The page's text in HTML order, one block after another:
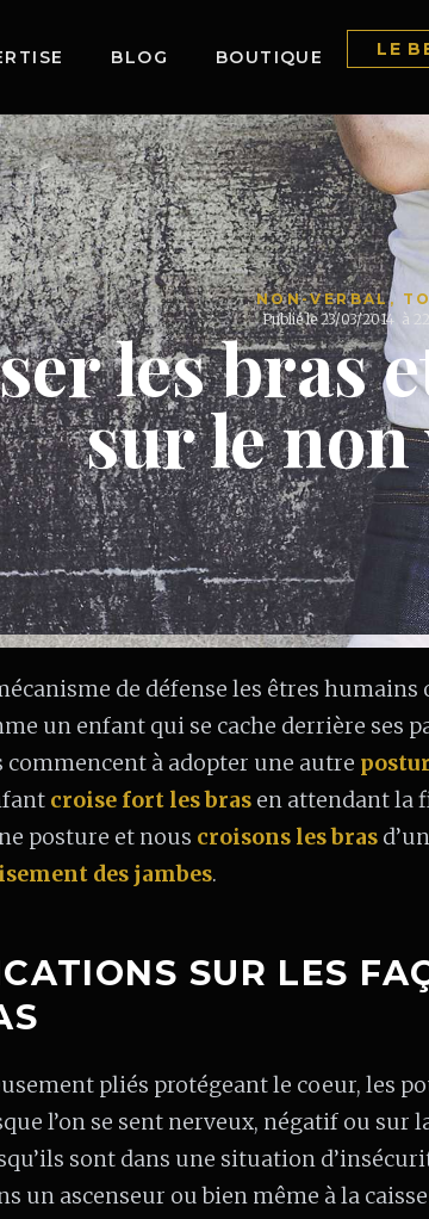
BLOG BOUTIQUE LE
NON-VERBAL,
Publié le 23/03/2014 à
les bras
sur le
de défense les êtres humains
un enfant qui se cache derrière ses
commencent à adopter une autre
croise fort les bras en attendant la
posture et nous croisons les bras
des jambes.
SUR LES
pliés protégeant le coeur, les
l’on se sent nerveux, négatif ou sur
sont dans une situation
un ascenseur ou bien même à la